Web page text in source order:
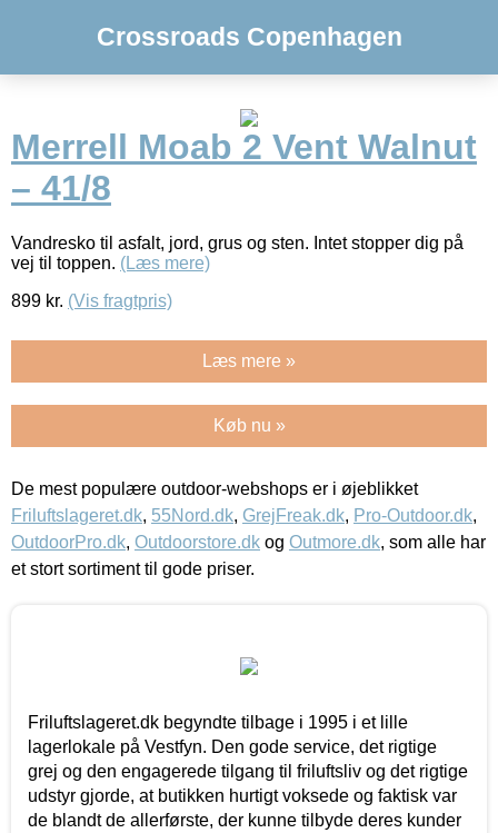
Crossroads Copenhagen
Merrell Moab 2 Vent Walnut
– 41/8
Vandresko til asfalt, jord, grus og sten. Intet stopper dig på
vej til toppen. (Læs mere)
899 kr. (Vis fragtpris)
Læs mere »
Køb nu »
De mest populære outdoor-webshops er i øjeblikket
Friluftslageret.dk, 55Nord.dk, GrejFreak.dk, Pro-Outdoor.dk,
OutdoorPro.dk, Outdoorstore.dk og Outmore.dk, som alle har
et stort sortiment til gode priser.
Friluftslageret.dk begyndte tilbage i 1995 i et lille
lagerlokale på Vestfyn. Den gode service, det rigtige
grej og den engagerede tilgang til friluftsliv og det rigtige
udstyr gjorde, at butikken hurtigt voksede og faktisk var
de blandt de allerførste, der kunne tilbyde deres kunder